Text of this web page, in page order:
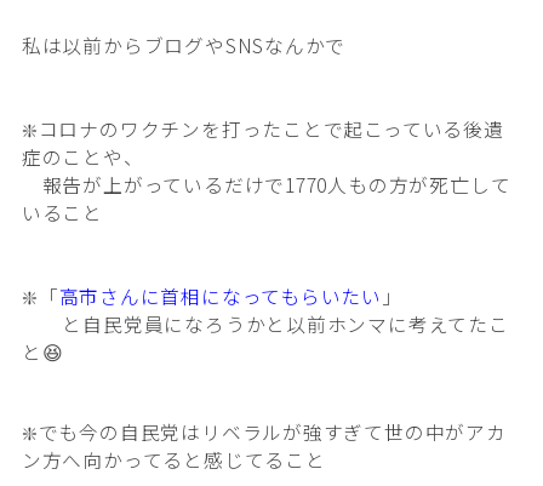
私は以前からブログやSNSなんかで
❇️コロナのワクチンを打ったことで起こっている後遺
症のことや、
報告が上がっているだけで1770人もの方が死亡して
いること
❇️「高市さんに首相になってもらいたい 」
と自民党員になろうかと以前ホンマに考えてたこ
と😆
❇️でも今の自民党はリベラルが強すぎて世の中がアカ
ン方へ向かってると感じてること